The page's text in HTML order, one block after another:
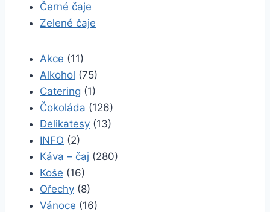
Černé čaje
Zelené čaje
Akce (11)
Alkohol (75)
Catering (1)
Čokoláda (126)
Delikatesy (13)
INFO (2)
Káva – čaj (280)
Koše (16)
Ořechy (8)
Vánoce (16)